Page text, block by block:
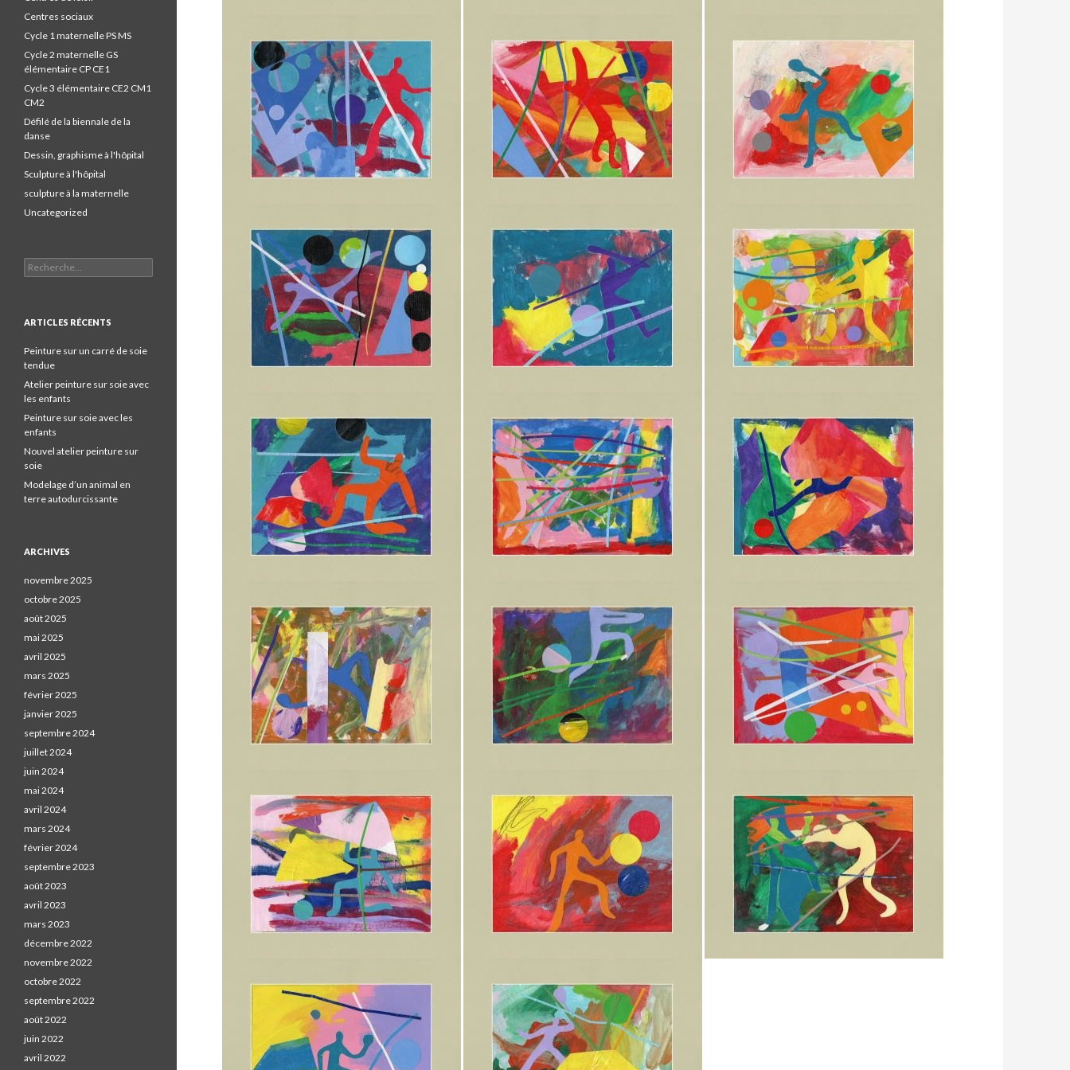
Centres sociaux
Cycle 1 maternelle PS MS
Cycle 2 maternelle GS
élémentaire CP CE1
Cycle 3 élémentaire CE2 CM1
CM2
Défilé de la biennale de la
danse
Dessin, graphisme à l'hôpital
Sculpture à l'hôpital
sculpture à la maternelle
Uncategorized
Recherche pour :
ARTICLES RÉCENTS
Peinture sur un carré de soie
tendue
Atelier peinture sur soie avec
les enfants
Peinture sur soie avec les
enfants
Nouvel atelier peinture sur
soie
Modelage d’un animal en
terre autodurcissante
ARCHIVES
novembre 2025
octobre 2025
août 2025
mai 2025
avril 2025
mars 2025
février 2025
janvier 2025
septembre 2024
juillet 2024
juin 2024
mai 2024
avril 2024
mars 2024
février 2024
septembre 2023
août 2023
avril 2023
mars 2023
décembre 2022
novembre 2022
octobre 2022
septembre 2022
août 2022
juin 2022
avril 2022